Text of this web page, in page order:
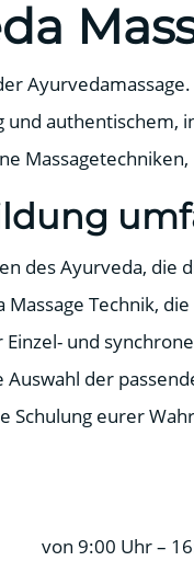
und authentischem,
des Ayurveda, die
Massage Technik,
Einzel- und
Auswahl der
Schulung eurer
von 9:00 Uhr –